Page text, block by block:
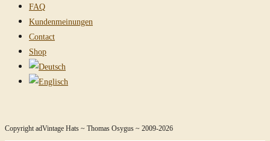
FAQ
Kundenmeinungen
Contact
Shop
Copyright adVintage Hats ~ Thomas Osygus ~ 2009-2026